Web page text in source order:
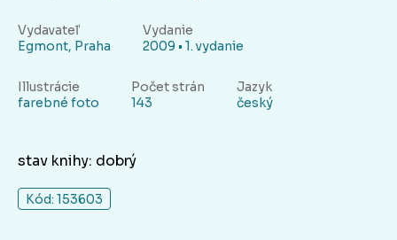
Vydavateľ
Egmont, Praha
Vydanie
2009 • 1. vydanie
Illustrácie
farebné foto
Počet strán
143
Jazyk
český
stav knihy: dobrý
Kód: 153603